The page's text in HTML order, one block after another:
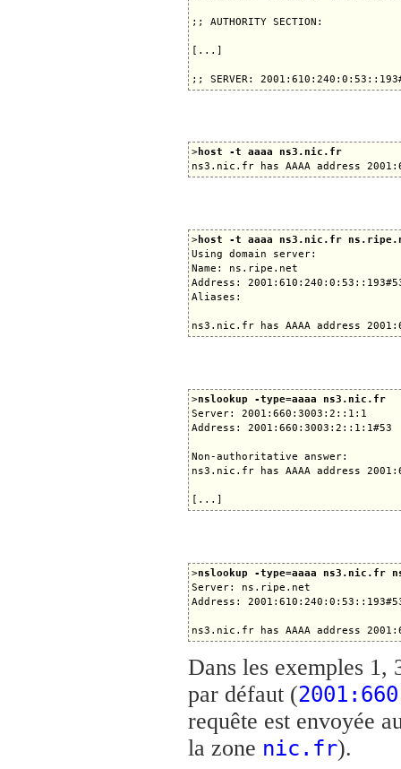
;; AUTHORITY SECTION:
[...]
>host -t aaaa ns3.nic.fr
>host -t aaaa ns3.nic.fr
Using domain server:
Name: ns.ripe.net
Address:
Aliases:
>nslookup -type=aaaa ns3.nic.fr
Server: 2001:660:3003:2::1:1
Address: 2001:660:3003:2::1:1#53
Non-authoritative answer:
ns3.nic.fr has AAAA address
>nslookup -type=aaaa ns3.nic.fr
Server: ns.ripe.net
Address:
Dans les exemples 1,
par défaut (
requête est envoyée
la zone nic.fr).